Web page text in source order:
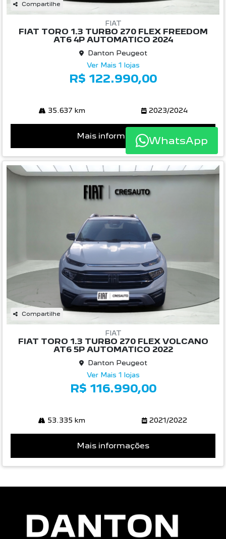
Compartilhe
FIAT
FIAT TORO 1.3 TURBO 270 FLEX FREEDOM
AT6 4P AUTOMATICO 2024
Danton Peugeot
Ver Mais 1 lojas
R$ 122.990,00
35.637 km 2023/2024
Mais informações
Compartilhe
FIAT
FIAT TORO 1.3 TURBO 270 FLEX VOLCANO
AT6 5P AUTOMATICO 2022
Danton Peugeot
Ver Mais 1 lojas
R$ 116.990,00
53.335 km 2021/2022
Mais informações
WhatsApp